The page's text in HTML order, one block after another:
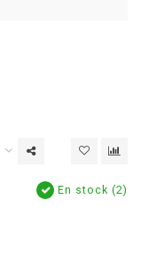
En stock (2)